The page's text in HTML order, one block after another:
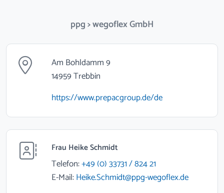
ppg > wegoflex GmbH
Am Bohldamm 9
14959 Trebbin
https://www.prepacgroup.de/de
Frau Heike Schmidt
Telefon:+49 (0) 33731 / 824 21
E-Mail:Heike.Schmidt@ppg-wegoflex.de